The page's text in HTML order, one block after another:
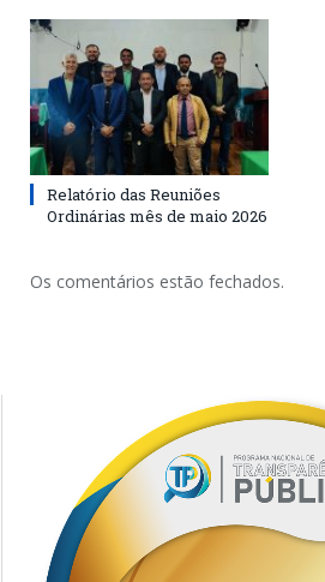
Relatório das Reuniões
Ordinárias mês de maio 2026
Os comentários estão fechados.